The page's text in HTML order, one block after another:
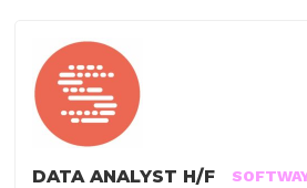
DATA ANALYST H/F